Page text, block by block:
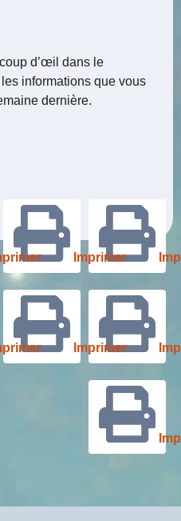
d’œil dans le
informations que vous
dernière.
Imprimer
Imprimer